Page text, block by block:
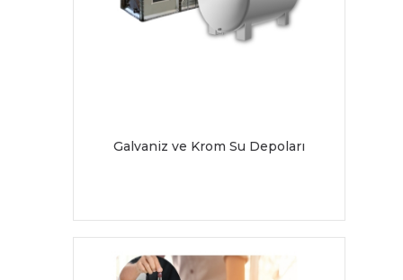
Galvaniz ve Krom Su Depoları